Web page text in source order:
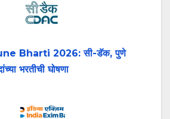
Bharti 2026: सी-डॅक, पुणे
भरतीची घोषणा